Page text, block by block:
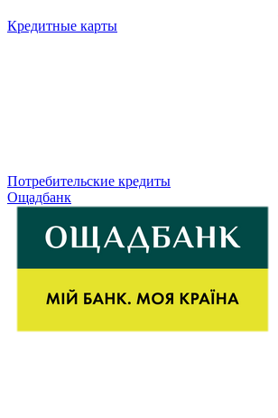
Кредитные карты
Потребительские кредиты
Ощадбанк